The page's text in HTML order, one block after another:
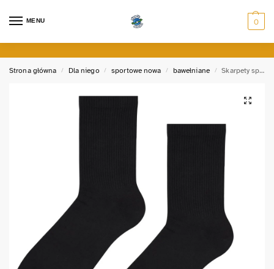
MENU 0
Strona główna / Dla niego / sportowe nowa / bawełniane / Skarpety sportowe gładkie XL